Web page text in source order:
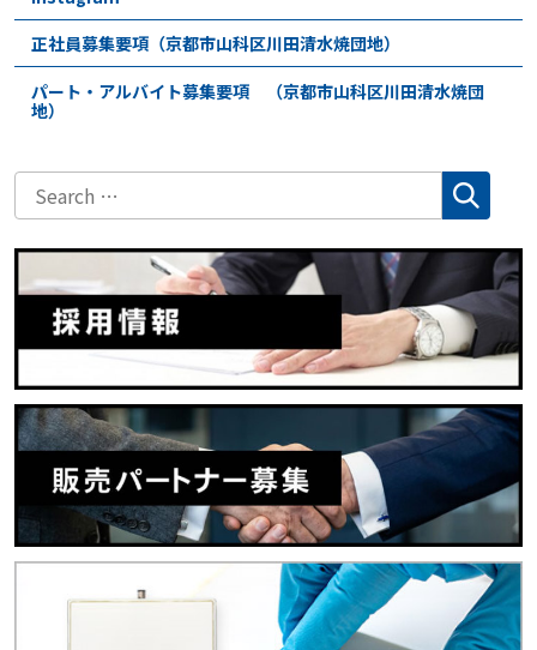
正社員募集要項（京都市山科区川田清水焼団地）
パート・アルバイト募集要項 （京都市山科区川田清水焼団
地）